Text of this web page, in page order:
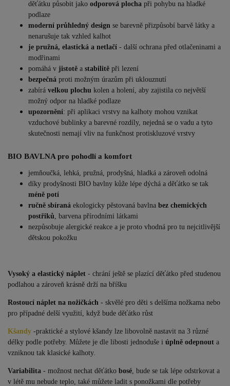
děťátku působit jako odporová plocha při pohybu na hladké
podlaze
moderní průhledný design se barevně přizpůsobí barvě látky a
nenarušuje tak vzhled kalhot
je pružná, elastická a netlačí - další ochrana před otlačeninami a
modřinami
pomáhá v jistotě a stabilitě při lezení
bezpečná proti možným úrazům při uklouznutí
zabírá velkou plochu kolen a holení, aby zajistila co největší
možný odpor na hladké podlaze
upozornění: při aplikaci vrstvy na kalhoty mohou vznikat
vzduchové bublinky a barevné rozdíly, nejedná se o vadu a tyto
skutečnosti nemají vliv na funkčnost protiskluzové vrstvy
BIO BAVLNA pro pohodlí a komfort
jemňoučká, lehká, pružná, prodyšná, hladká a zároveň odolná
díky prodyšnosti BIO bavlny kůže lépe dýchá a děťátko se tak
méně potí
ručně sbíraná ekologicky pěstovaná bavlna bez chemických
postřiků , barvena přírodními látkami
nezpůsobuje alergické reakce a je proto vhodná pro tu nejcitlivější
dětskou pokožku
Vysoký a elastický náplet - chrání ještě se plazící děťátko před studenou
podlahou a zároveň krásně drží na bříšku
Rostoucí náplet na nožičkách - skvělé pro děti s delšíma nožkama nebo
pro případné delší využití, když bude děťátko růst
Kšandy -praktické a stylové kšandy lze libovolně nastavit na 3 různé
délky podle potřeby. Můžete je dle libosti jednoduše i úplně odepnout a
vzniknou tak klasické kalhoty.
Variabilita - možnost nechat děťátko bosé , bude se tak lépe odstrkovat a
v létě mu nebude teplo, také můžete ladit s ponožkami dle potřeby